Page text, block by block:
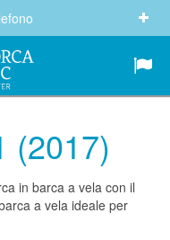
(2017)
in barca a vela con il
a vela ideale per